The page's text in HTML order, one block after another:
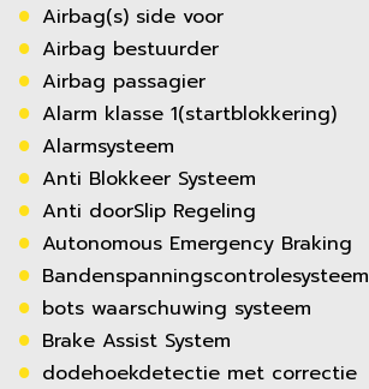
Airbag(s) side voor
Airbag bestuurder
Airbag passagier
Alarm klasse 1(startblokkering)
Alarmsysteem
Anti Blokkeer Systeem
Anti doorSlip Regeling
Autonomous Emergency Braking
Bandenspanningscontrolesysteem
bots waarschuwing systeem
Brake Assist System
dodehoekdetectie met correctie